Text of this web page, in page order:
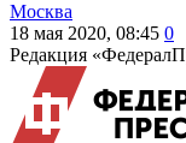
Москва
18 мая 2020, 08:45 0
Редакция